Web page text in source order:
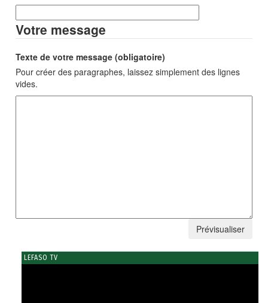
Votre message
Texte de votre message (obligatoire)
Pour créer des paragraphes, laissez simplement des lignes
vides.
LEFASO TV